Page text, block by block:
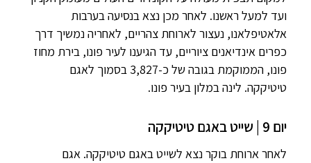
ועד למעל ראשנו. לאחר מכן נצא בנסיעה בערבות
אלאטיפלאנו, נעצור לארוחת צהריים, לאחריה נמשיך דרך
כפרים אינדיאנים ציוריים, עד הגיענו לעיר פונו, בירת מחוז
פונו, הממוקמת בגובה של כ-3,827 בסמוך לאגם
טיטיקקה. לינה במלון בעיר פונו.
יום 9 | שייט באגם טיטיקקה
לאחר ארוחת בוקר נצא לשייט באגם טיטיקקה. אגם